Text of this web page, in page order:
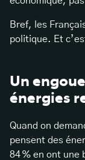
Bref, les
politique. Et
Un
énergies
Quand on
pensent des
84 % en ont une